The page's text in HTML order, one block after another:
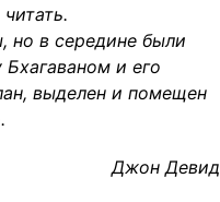
но в середине были
и его
выделен и помещен
Джон Девид